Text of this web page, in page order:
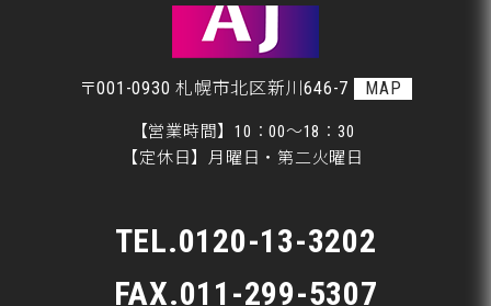
〒001-0930 札幌市北区新川646-7 MAP
【営業時間】10：00～18：30
【定休日】月曜日・第二火曜日
TEL.0120-13-3202
FAX.011-299-5307